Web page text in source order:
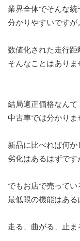
業界全体でそんな
分かりやすいですが
数値化された走行距
そんなことはありま
結局適正価格なんて
中古車では分かりま
新品に比べれば何か
劣化はあるはずです
でもお店で売ってい
最低限の機能はある
走る、曲がる、止ま